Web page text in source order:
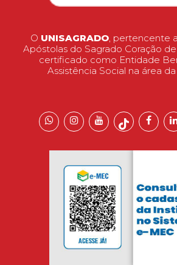
O UNISAGRADO, pertencente
Apóstolas do Sagrado Coração de
certificado como Entidade
Assistência Social na área